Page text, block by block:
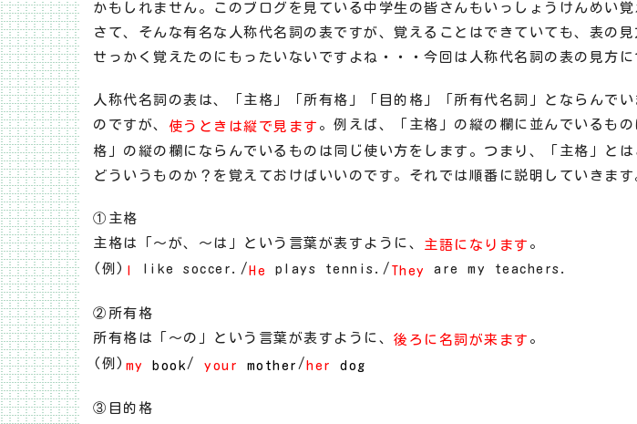
かもしれません。このブログを見ている中学生の皆さんもいっしょうけんめい覚
さて、そんな有名な人称代名詞の表ですが、覚えることはできていても、表の
せっかく覚えたのにもったいないですよね・・・今回は人称代名詞の表の見方に
人称代名詞の表は、「主格」「所有格」「目的格」「所有代名詞」とならんで
のですが、 使うときは縦で見ます 。例えば、「主格」の縦の欄に並んでいるも
格」の縦の欄にならんでいるものは同じ使い方をします。つまり、「主格」と
どういうものか？を覚えておけばいいのです。それでは順番に説明していきます
①主格
主格は「～が、～は」という言葉が表すように、 主語になります 。
(例) I like soccer./He plays tennis./ They are my teachers.
②所有格
所有格は「～の」という言葉が表すように、 後ろに名詞が来ます 。
(例) my book / your mother /her dog
③目的格